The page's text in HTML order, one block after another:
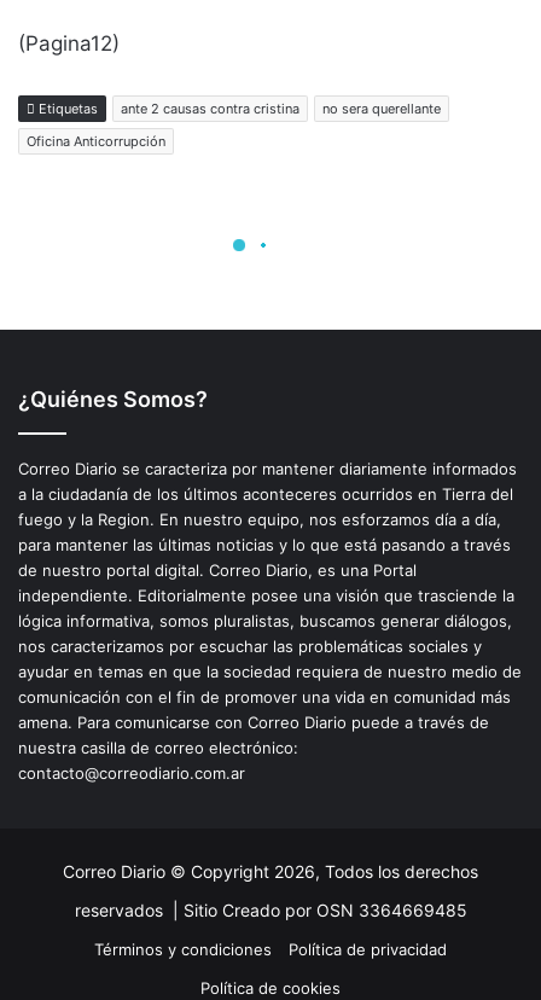
¿Quiénes Somos?
Correo Diario se caracteriza por mantener diariamente informados
a la ciudadanía de los últimos aconteceres ocurridos en Tierra del
fuego y la Region. En nuestro equipo, nos esforzamos día a día,
para mantener las últimas noticias y lo que está pasando a través
de nuestro portal digital. Correo Diario, es una Portal
independiente. Editorialmente posee una visión que trasciende la
lógica informativa, somos pluralistas, buscamos generar diálogos,
nos caracterizamos por escuchar las problemáticas sociales y
ayudar en temas en que la sociedad requiera de nuestro medio de
comunicación con el fin de promover una vida en comunidad más
amena. Para comunicarse con Correo Diario puede a través de
nuestra casilla de correo electrónico:
contacto@correodiario.com.ar
Correo Diario © Copyright 2026, Todos los derechos
reservados | Sitio Creado por OSN 3364669485
Términos y condiciones
Política de privacidad
Política de cookies